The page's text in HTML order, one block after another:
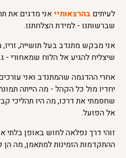
לעיתיםבהרצאותייאני מדגים את
שברשותנו - למידת הצלחתנו.
אני מבקש מתנדב בעל תושייה,
שיצליח להגיע אל הלוח שמאחורי
אחרי ההדגמה שהמתנדב ואני
יחדיו מול כל הקהל - מה הייתה
שחסמתי את דרכו, מה היו תהליכי
אל הפועל.
זוהי דרך נפלאה לחוש באופן בלתי
ההתקדמות הזמינות למתאמן, מה הן